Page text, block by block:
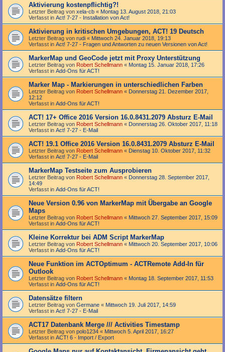
Aktivierung kostenpflichtig?!
Letzter Beitrag von xela-cb « Montag 13. August 2018, 21:03
Verfasst in Act! 7-27 - Installation von Act!
Aktivierung in kritischen Umgebungen, ACT! 19 Deutsch
Letzter Beitrag von rudi « Mittwoch 24. Januar 2018, 19:13
Verfasst in Act! 7-27 - Fragen und Antworten zu neuen Versionen von Act!
MarkerMap und GeoCode jetzt mit Proxy Unterstützung
Letzter Beitrag von Robert Schellmann « Montag 15. Januar 2018, 17:26
Verfasst in Add-Ons für ACT!
Marker Map - Markierungen in unterschiedlichen Farben
Letzter Beitrag von Robert Schellmann « Donnerstag 21. Dezember 2017,
12:12
Verfasst in Add-Ons für ACT!
ACT! 17+ Office 2016 Version 16.0.8431.2079 Absturz E-Mail
Letzter Beitrag von Robert Schellmann « Donnerstag 26. Oktober 2017, 11:18
Verfasst in Act! 7-27 - E-Mail
ACT! 19.1 Office 2016 Version 16.0.8431.2079 Absturz E-Mail
Letzter Beitrag von Robert Schellmann « Dienstag 10. Oktober 2017, 11:32
Verfasst in Act! 7-27 - E-Mail
MarkerMap Testseite zum Ausprobieren
Letzter Beitrag von Robert Schellmann « Donnerstag 28. September 2017,
14:49
Verfasst in Add-Ons für ACT!
Neue Version 0.96 von MarkerMap mit Übergabe an Google
Maps
Letzter Beitrag von Robert Schellmann « Mittwoch 27. September 2017, 15:09
Verfasst in Add-Ons für ACT!
Kleine Korrektur bei ADM Script MarkerMap
Letzter Beitrag von Robert Schellmann « Mittwoch 20. September 2017, 10:06
Verfasst in Add-Ons für ACT!
Neue Funktion im ACTOptimum - ACTRemote Add-In für
Outlook
Letzter Beitrag von Robert Schellmann « Montag 18. September 2017, 11:53
Verfasst in Add-Ons für ACT!
Datensätze filtern
Letzter Beitrag von Germane « Mittwoch 19. Juli 2017, 14:59
Verfasst in Act! 7-27 - E-Mail
ACT17 Datenbank Merge /// Activities Timestamp
Letzter Beitrag von polo1234 « Mittwoch 5. April 2017, 16:27
Verfasst in ACT! 6 - Import / Export